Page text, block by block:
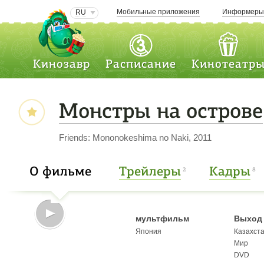
RU Мобильные приложения Информеры
Кинозавр Расписание
Монстры на острове
Friends: Mononokeshima no Naki, 2011
О фильме Трейлеры 2 Кадры 8
мультфильм Выход
Япония
Мир
DVD